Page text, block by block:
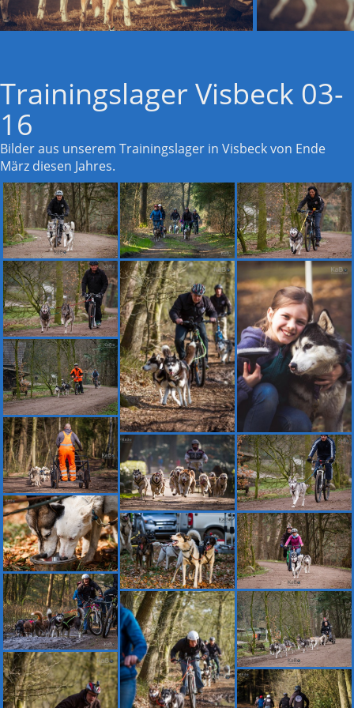
Trainingslager Visbeck 03-
16
Bilder aus unserem Trainingslager in Visbeck von Ende
März diesen Jahres.